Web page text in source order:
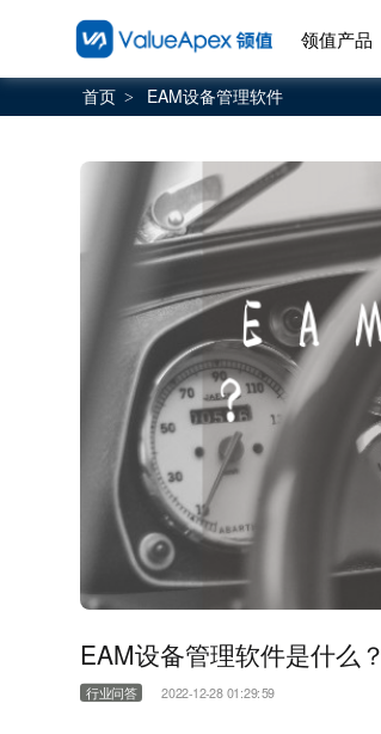
领值产品
首页 > EAM设备管理软件
EAM设备管理软件是什么？
行业问答 2022-12-28 01:29:59